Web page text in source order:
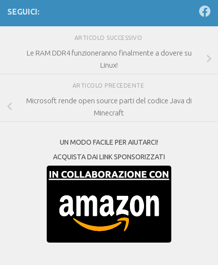
SEGUICI:
ARTICOLO SUCCESSIVO
Le RAM DDR4 funzioneranno finalmente a dovere su
Linux!
ARTICOLO PRECEDENTE
Microsoft rende open source parti del codice Java di
Minecraft
UN MODO FACILE PER AIUTARCI!
ACQUISTA DAI LINK SPONSORIZZATI